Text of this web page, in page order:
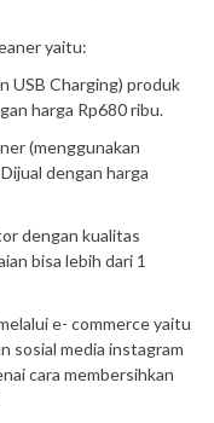
yaitu:
USB Charging) produk
harga Rp680 ribu.
(menggunakan
dengan harga
dengan kualitas
bisa lebih dari 1
e- commerce yaitu
sosial media instagram
cara membersihkan